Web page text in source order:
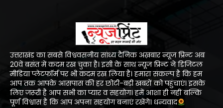
उत्तराखंड का सबसे विश्ववसनीय सांध्य दैनिक अख़बार न्यूज प्रिन्ट अब
20वें बसंत में कदम रख चुका है। इसी के साथ न्यूज प्रिन्ट ने डिजिटल
मीडिया प्लेटफॉर्म पर भी कदम रख लिया है। हमारा संकल्प है कि हम
आप तक आपके आसपास की हर छोटी-बड़ी खबरों को पहुंचाएं। इसके
लिए जरूरी है आप सभी का प्यार व सहयोग। हमें आशा ही नहीं बल्कि
पूर्ण विश्वास है कि आप अपना सहयोग बनाएं रखेंगे। धन्यवाद